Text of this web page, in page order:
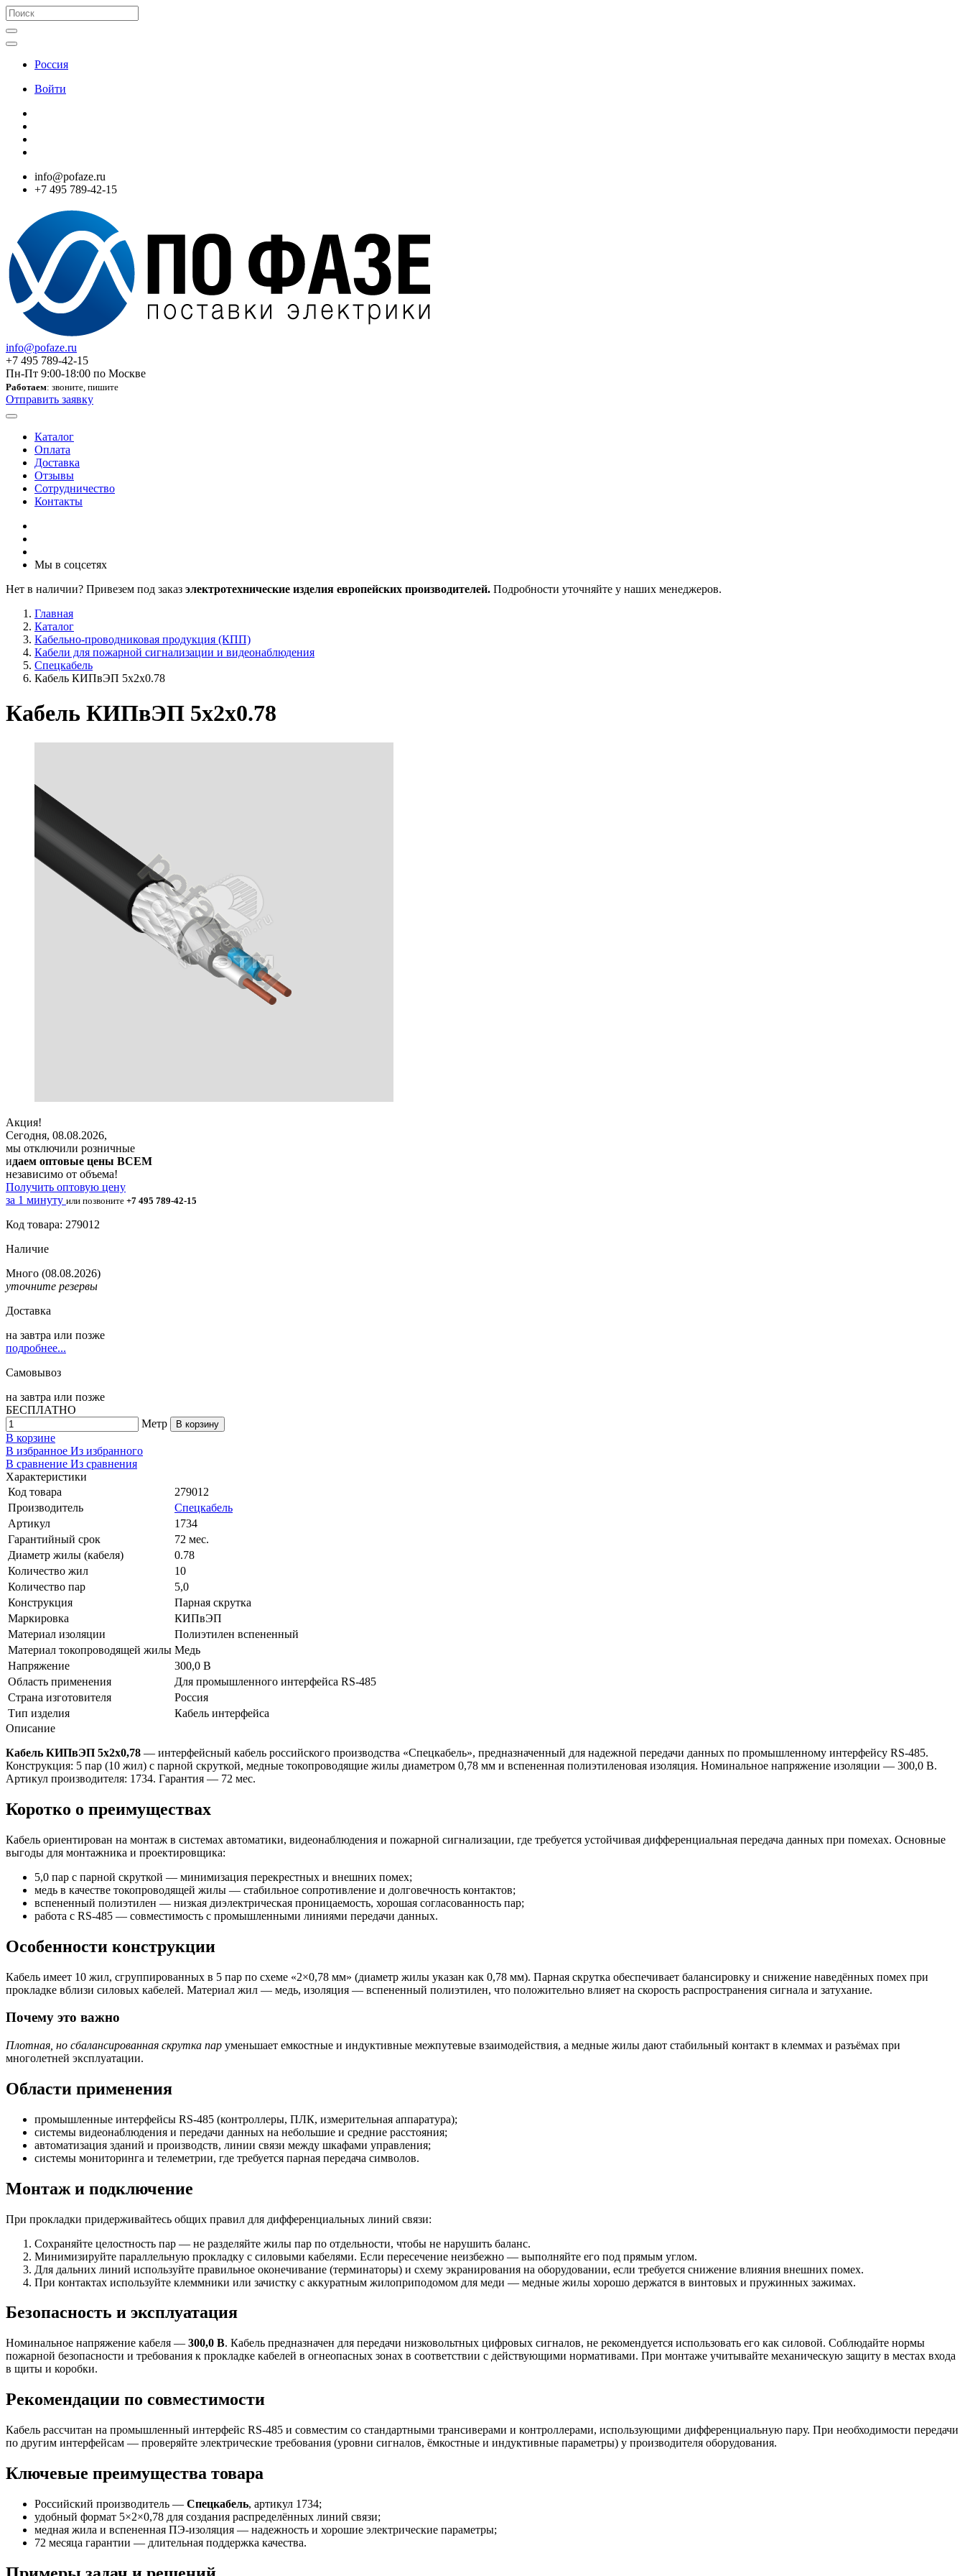
Россия
Войти
info@pofaze.ru
+7 495 789-42-15
info@pofaze.ru
+7 495 789-42-15
Пн-Пт 9:00-18:00 по Москве
Работаем: звоните, пишите
Отправить заявку
Каталог
Оплата
Доставка
Отзывы
Сотрудничество
Контакты
Мы в соцсетях
Нет в наличии? Привезем под заказ электротехнические изделия европейских производителей. Подробности уточняйте у наших менеджеров.
Главная
Каталог
Кабельно-проводниковая продукция (КПП)
Кабели для пожарной сигнализации и видеонаблюдения
Спецкабель
Кабель КИПвЭП 5х2х0.78
Кабель КИПвЭП 5х2х0.78
Акция!
Сегодня, 08.08.2026,
мы отключили розничные
идаем оптовые цены ВСЕМ
независимо от объема!
Получить оптовую цену
за 1 минуту или позвоните +7 495 789-42-15
Код товара: 279012
Наличие
Много (08.08.2026)
уточните резервы
Доставка
на завтра или позже
подробнее...
Самовывоз
на завтра или позже
БЕСПЛАТНО
Метр
В корзину
В корзине
В избранное Из избранного
В сравнение Из сравнения
Характеристики
Код товара
279012
Производитель
Спецкабель
Артикул
1734
Гарантийный срок
72 мес.
Диаметр жилы (кабеля)
0.78
Количество жил
10
Количество пар
5,0
Конструкция
Парная скрутка
Маркировка
КИПвЭП
Материал изоляции
Полиэтилен вспененный
Материал токопроводящей жилы Медь
Напряжение
300,0 В
Область применения
Для промышленного интерфейса RS-485
Страна изготовителя
Россия
Тип изделия
Кабель интерфейса
Описание
Кабель КИПвЭП 5х2х0,78 — интерфейсный кабель российского производства «Спецкабель», предназначенный для надежной передачи данных по промышленному интерфейсу RS-485.
Конструкция: 5 пар (10 жил) с парной скруткой, медные токопроводящие жилы диаметром 0,78 мм и вспененная полиэтиленовая изоляция. Номинальное напряжение изоляции — 300,0 В.
Артикул производителя: 1734. Гарантия — 72 мес.
Коротко о преимуществах
Кабель ориентирован на монтаж в системах автоматики, видеонаблюдения и пожарной сигнализации, где требуется устойчивая дифференциальная передача данных при помехах. Основные
выгоды для монтажника и проектировщика:
5,0 пар с парной скруткой — минимизация перекрестных и внешних помех;
медь в качестве токопроводящей жилы — стабильное сопротивление и долговечность контактов;
вспененный полиэтилен — низкая диэлектрическая проницаемость, хорошая согласованность пар;
работа с RS-485 — совместимость с промышленными линиями передачи данных.
Особенности конструкции
Кабель имеет 10 жил, сгруппированных в 5 пар по схеме «2×0,78 мм» (диаметр жилы указан как 0,78 мм). Парная скрутка обеспечивает балансировку и снижение наведённых помех при
прокладке вблизи силовых кабелей. Материал жил — медь, изоляция — вспененный полиэтилен, что положительно влияет на скорость распространения сигнала и затухание.
Почему это важно
Плотная, но сбалансированная скрутка пар уменьшает емкостные и индуктивные межпутевые взаимодействия, а медные жилы дают стабильный контакт в клеммах и разъёмах при
многолетней эксплуатации.
Области применения
промышленные интерфейсы RS-485 (контроллеры, ПЛК, измерительная аппаратура);
системы видеонаблюдения и передачи данных на небольшие и средние расстояния;
автоматизация зданий и производств, линии связи между шкафами управления;
системы мониторинга и телеметрии, где требуется парная передача символов.
Монтаж и подключение
При прокладки придерживайтесь общих правил для дифференциальных линий связи:
Сохраняйте целостность пар — не разделяйте жилы пар по отдельности, чтобы не нарушить баланс.
Минимизируйте параллельную прокладку с силовыми кабелями. Если пересечение неизбежно — выполняйте его под прямым углом.
Для дальних линий используйте правильное оконечивание (терминаторы) и схему экранирования на оборудовании, если требуется снижение влияния внешних помех.
При контактах используйте клеммники или зачистку с аккуратным жилоприподомом для меди — медные жилы хорошо держатся в винтовых и пружинных зажимах.
Безопасность и эксплуатация
Номинальное напряжение кабеля — 300,0 В. Кабель предназначен для передачи низковольтных цифровых сигналов, не рекомендуется использовать его как силовой. Соблюдайте нормы
пожарной безопасности и требования к прокладке кабелей в огнеопасных зонах в соответствии с действующими нормативами. При монтаже учитывайте механическую защиту в местах входа
в щиты и коробки.
Рекомендации по совместимости
Кабель рассчитан на промышленный интерфейс RS-485 и совместим со стандартными трансиверами и контроллерами, использующими дифференциальную пару. При необходимости передачи
по другим интерфейсам — проверяйте электрические требования (уровни сигналов, ёмкостные и индуктивные параметры) у производителя оборудования.
Ключевые преимущества товара
Российский производитель — Спецкабель, артикул 1734;
удобный формат 5×2×0,78 для создания распределённых линий связи;
медная жила и вспененная ПЭ-изоляция — надежность и хорошие электрические параметры;
72 месяца гарантии — длительная поддержка качества.